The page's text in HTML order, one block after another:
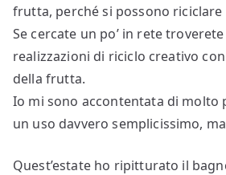
frutta, perché si possono
Se cercate un po’ in rete
realizzazioni di riciclo creativo
della frutta.
Io mi sono accontentata di molto
un uso davvero semplicissimo,
Quest’estate ho ripitturato il